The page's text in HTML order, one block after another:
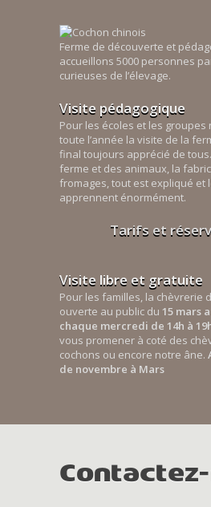
Ferme de découverte et
accueillons 5000 personnes
curieuses de l’élevage.
Visite pédagogique
Pour les écoles et les
toute l’année la visite de la
final toujours apprécié de
ferme et des animaux, la
fromages, tout est expliqué et
apprennent énormément.
Tarifs et
Visite libre et gratuite
Pour les familles, la chèvrerie
ouverte au public du 15 mars
chaque mercredi de 14h à
vous promener à coté des
cochons ou encore notre âne.
de novembre à Mars